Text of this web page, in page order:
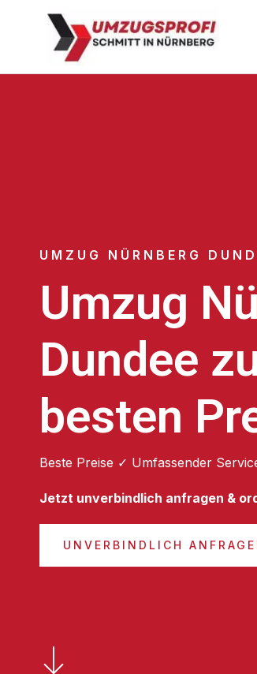
UMZUG NÜRNBERG
Umzug
Dundee
besten
Beste Preise ✓ Umfassender
Jetzt unverbindlich anfragen &
UNVERBINDLICH